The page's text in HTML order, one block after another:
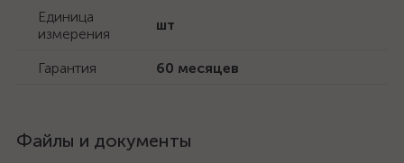
Единица
измерения
шт
Гарантия 60 месяцев
Файлы и документы